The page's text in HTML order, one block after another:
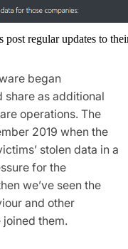
post regular updates to
began
as additional
operations. The
2019 when the
stolen data in a
for the
we’ve seen the
and other
them.